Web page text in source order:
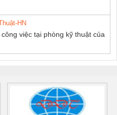
HN
việc tại phòng kỹ thuật của